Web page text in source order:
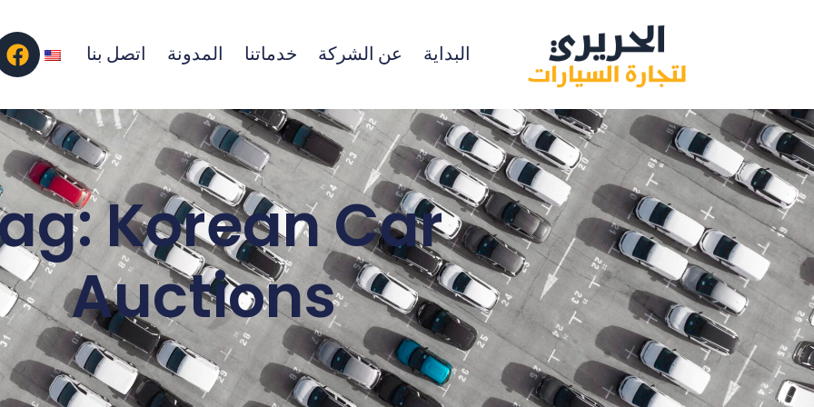
البداية عن الشركة خدماتنا المدونة اتصل بنا
Korean Car
Auctions